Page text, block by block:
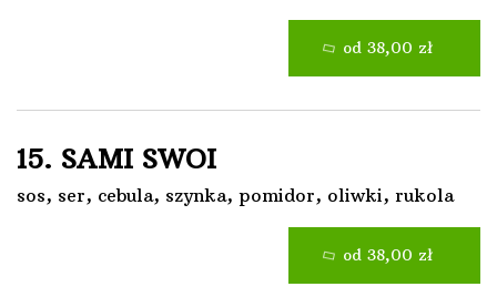
15. SAMI SWOI
sos, ser, cebula, szynka, pomidor, oliwki, rukola